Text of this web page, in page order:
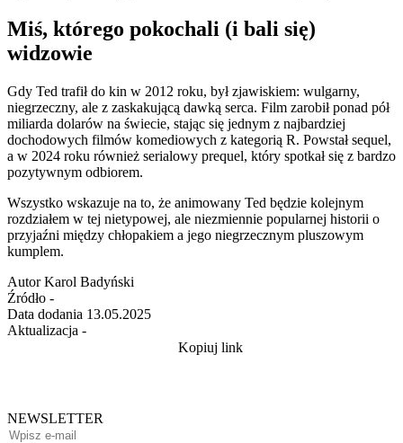
Miś, którego pokochali (i bali się)
widzowie
Gdy Ted trafił do kin w 2012 roku, był zjawiskiem: wulgarny,
niegrzeczny, ale z zaskakującą dawką serca. Film zarobił ponad pół
miliarda dolarów na świecie, stając się jednym z najbardziej
dochodowych filmów komediowych z kategorią R. Powstał sequel,
a w 2024 roku również serialowy prequel, który spotkał się z bardzo
pozytywnym odbiorem.
Wszystko wskazuje na to, że animowany Ted będzie kolejnym
rozdziałem w tej nietypowej, ale niezmiennie popularnej historii o
przyjaźni między chłopakiem a jego niegrzecznym pluszowym
kumplem.
Autor Karol Badyński
Źródło -
Data dodania 13.05.2025
Aktualizacja -
Kopiuj link
NEWSLETTER